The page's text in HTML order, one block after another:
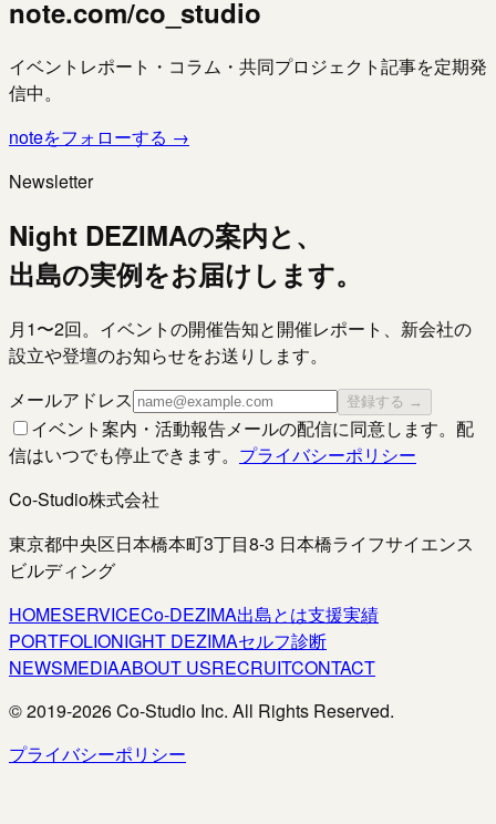
note.com/co_studio
イベントレポート・コラム・共同プロジェクト記事を定期発
信中。
noteをフォローする →
Newsletter
Night DEZIMAの案内と、
出島の実例をお届けします。
月1〜2回。イベントの開催告知と開催レポート、新会社の
設立や登壇のお知らせをお送りします。
メールアドレス
登録する →
イベント案内・活動報告メールの配信に同意します。配
信はいつでも停止できます。 プライバシーポリシー
Co-Studio株式会社
東京都中央区日本橋本町3丁目8-3 日本橋ライフサイエンス
ビルディング
HOMESERVICECo-DEZIMA出島とは支援実績
PORTFOLIONIGHT DEZIMAセルフ診断
NEWSMEDIAABOUT USRECRUITCONTACT
© 2019-2026Co-Studio Inc. All Rights Reserved.
プライバシーポリシー